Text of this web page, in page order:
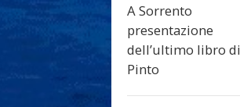
A Sorrento
presentazione
dell’ultimo libro di
Pinto